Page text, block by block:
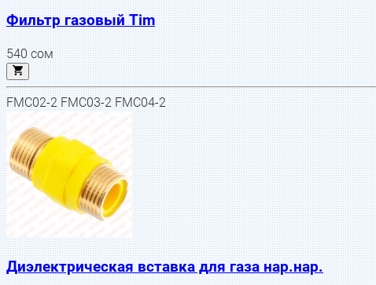
Фильтр газовый Tim
540сом
FMC02-2 FMC03-2 FMC04-2
Диэлектрическая вставка для газа нар.нар.